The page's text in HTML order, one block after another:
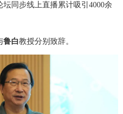
同步线上直播累计吸引 4000余
鲁白教授分别致辞。